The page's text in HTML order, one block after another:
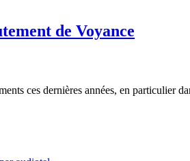
de Voyance
ces dernières années, en particulier